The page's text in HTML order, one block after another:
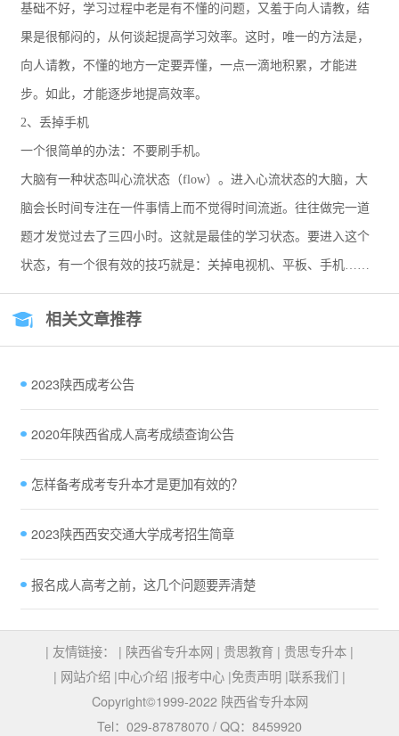
基础不好，学习过程中老是有不懂的问题，又羞于向人请教，结
果是很郁闷的，从何谈起提高学习效率。这时，唯一的方法是，
向人请教，不懂的地方一定要弄懂，一点一滴地积累，才能进
步。如此，才能逐步地提高效率。
2、丢掉手机
一个很简单的办法：不要刷手机。
大脑有一种状态叫心流状态（flow）。进入心流状态的大脑，大
脑会长时间专注在一件事情上而不觉得时间流逝。往往做完一道
题才发觉过去了三四小时。这就是最佳的学习状态。要进入这个
状态，有一个很有效的技巧就是：关掉电视机、平板、手机……
相关文章推荐
2023陕西成考公告
2020年陕西省成人高考成绩查询公告
怎样备考成考专升本才是更加有效的？
2023陕西西安交通大学成考招生简章
报名成人高考之前，这几个问题要弄清楚
| 友情链接： | 陕西省专升本网 | 贵思教育 | 贵思专升本 |
| 网站介绍 |中心介绍 |报考中心 |免责声明 |联系我们 |
Copyright©1999-2022 陕西省专升本网
Tel：029-87878070 / QQ：8459920